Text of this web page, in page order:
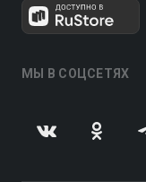
МЫ В СОЦСЕТЯХ